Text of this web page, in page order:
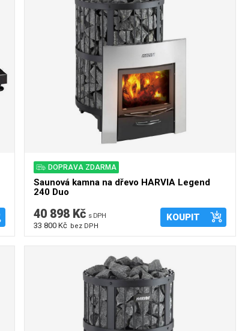
DOPRAVA ZDARMA
Saunová kamna na dřevo HARVIA Legend
240 Duo
40 898 Kč s DPH
33 800 Kč bez DPH
KOUPIT